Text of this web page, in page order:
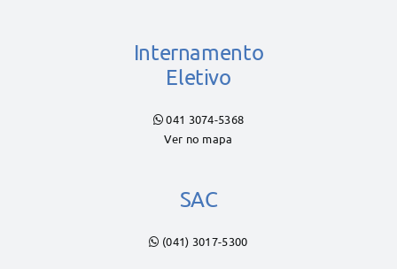
Internamento
Eletivo
041 3074-5368
Ver no mapa
SAC
(041) 3017-5300